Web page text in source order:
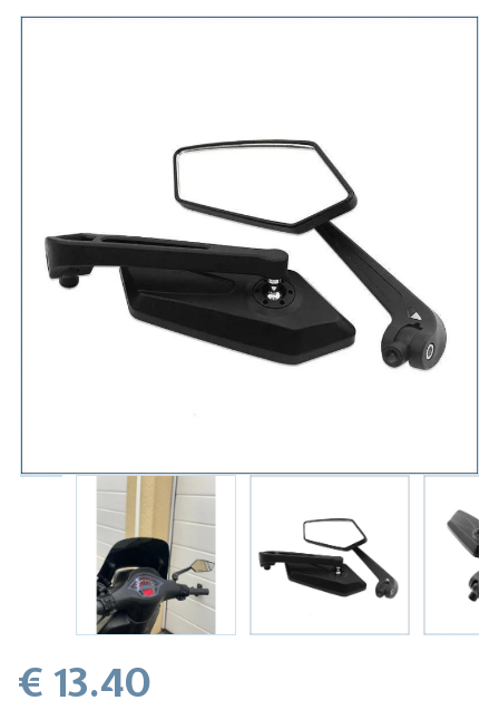
€ 13.40